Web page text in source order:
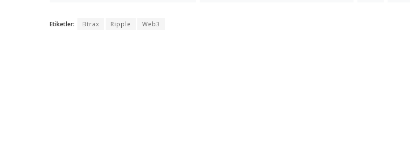
Etiketler: Btrax Ripple Web3